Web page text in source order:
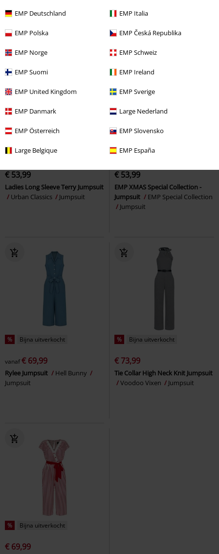
EMP Deutschland EMP Italia
EMP Polska EMP Česká Republika
EMP Norge EMP Schweiz
EMP Suomi EMP Ireland
EMP United Kingdom EMP Sverige
EMP Danmark Large Nederland
EMP Österreich EMP Slovensko
Large Belgique EMP España
SquarePants
Jumpsuit
Urban Classics
Bijna uitverkocht
€ 53,99
Ladies Long Sleeve Terry Jumpsuit
Urban Classics
Jumpsuit
Bijna uitverkocht
€ 53,99
EMP XMAS Special Collection -
Jumpsuit
EMP Special Collection
Jumpsuit
% Bijna uitverkocht
vanaf€ 69,99
Rylee Jumpsuit
Hell Bunny
Jumpsuit
% Bijna uitverkocht
€ 73,99
Tie Collar High Neck Knit Jumpsuit
Voodoo Vixen
Jumpsuit
% Bijna uitverkocht
€ 69,99